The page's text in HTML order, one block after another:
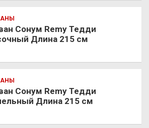
Сонум Remy Тедди
Длина 215 см
Сонум Remy Тедди
Длина 215 см